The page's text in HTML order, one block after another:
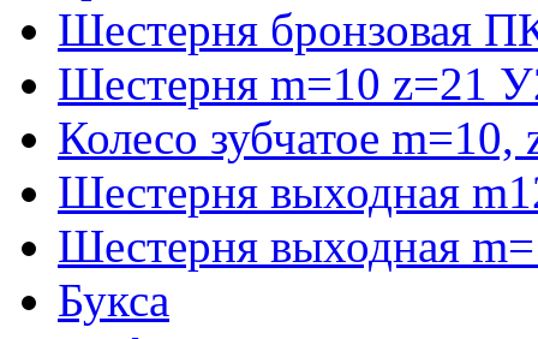
Шестерня бронзовая
Шестерня m=10 z=21
Колесо зубчатое
Шестерня выходная
Шестерня выходная
Букса